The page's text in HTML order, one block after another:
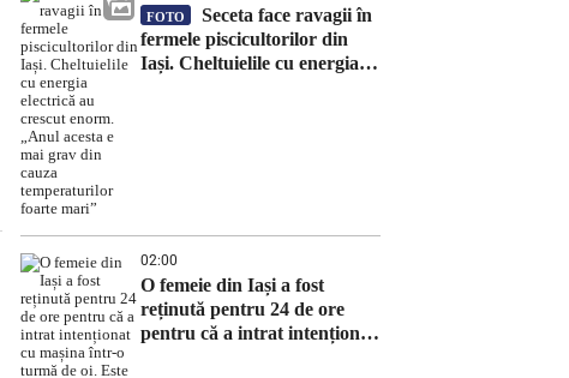
FOTO
Seceta face ravagii în
fermele piscicultorilor din
Iași. Cheltuielile cu energia
02:00
O femeie din Iași a fost
reținută pentru 24 de ore
pentru că a intrat intenționat